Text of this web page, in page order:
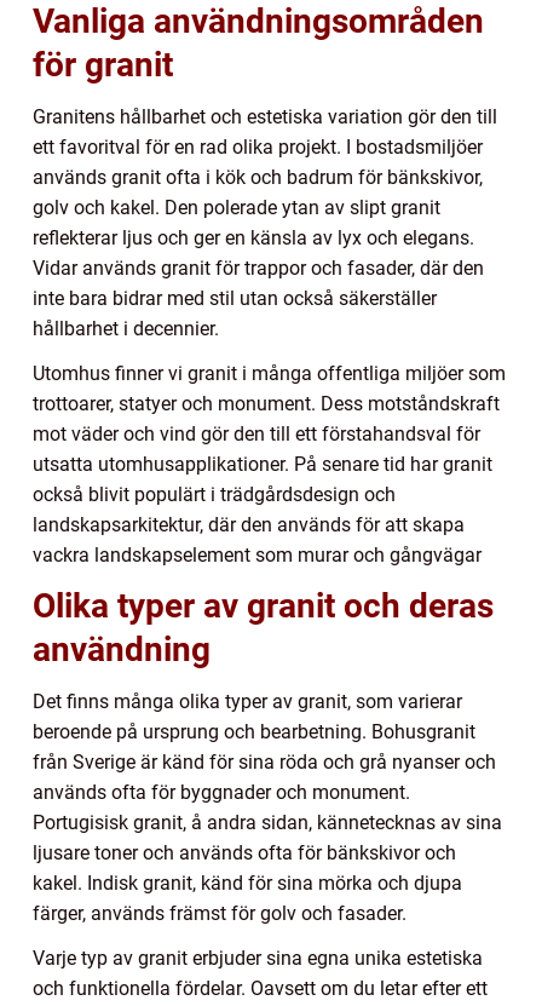
Vanliga användningsområden
för granit
Granitens hållbarhet och estetiska variation gör den till
ett favoritval för en rad olika projekt. I bostadsmiljöer
används granit ofta i kök och badrum för bänkskivor,
golv och kakel. Den polerade ytan av slipt granit
reflekterar ljus och ger en känsla av lyx och elegans.
Vidar används granit för trappor och fasader, där den
inte bara bidrar med stil utan också säkerställer
hållbarhet i decennier.
Utomhus finner vi granit i många offentliga miljöer som
trottoarer, statyer och monument. Dess motståndskraft
mot väder och vind gör den till ett förstahandsval för
utsatta utomhusapplikationer. På senare tid har granit
också blivit populärt i trädgårdsdesign och
landskapsarkitektur, där den används för att skapa
vackra landskapselement som murar och gångvägar
Olika typer av granit och deras
användning
Det finns många olika typer av granit, som varierar
beroende på ursprung och bearbetning. Bohusgranit
från Sverige är känd för sina röda och grå nyanser och
används ofta för byggnader och monument.
Portugisisk granit, å andra sidan, kännetecknas av sina
ljusare toner och används ofta för bänkskivor och
kakel. Indisk granit, känd för sina mörka och djupa
färger, används främst för golv och fasader.
Varje typ av granit erbjuder sina egna unika estetiska
och funktionella fördelar. Oavsett om du letar efter ett